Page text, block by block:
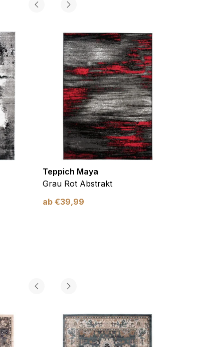
Teppich Maya
Grau Rot Abstrakt
ab €39,99